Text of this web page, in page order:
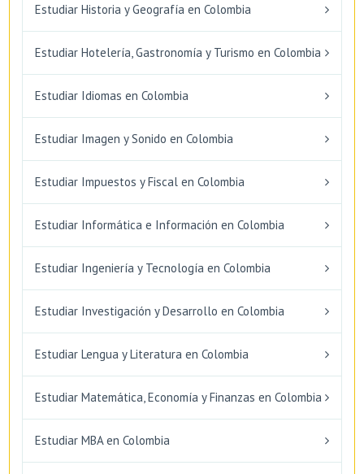
Estudiar Historia y Geografía en Colombia
Estudiar Hotelería, Gastronomía y Turismo en Colombia
Estudiar Idiomas en Colombia
Estudiar Imagen y Sonido en Colombia
Estudiar Impuestos y Fiscal en Colombia
Estudiar Informática e Información en Colombia
Estudiar Ingeniería y Tecnología en Colombia
Estudiar Investigación y Desarrollo en Colombia
Estudiar Lengua y Literatura en Colombia
Estudiar Matemática, Economía y Finanzas en Colombia
Estudiar MBA en Colombia